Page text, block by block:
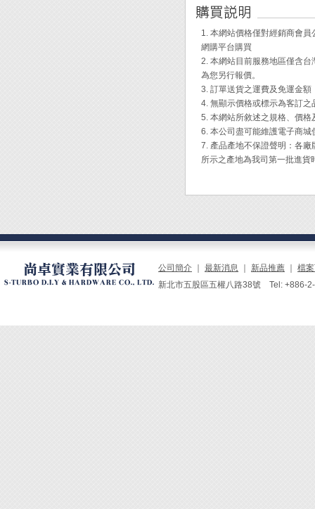
◆ 符合
◆ 符合
◆ 將控
205℃
方向
◆ 將控
如有
增加
60%
1. 本網站價格僅對經銷商會
網購平台購買
2. 本網站目前服務地區僅含
為您另行報價。
3. 訂單送貨之運費及免運金
4. 無顯示價格或標示為客訂
5. 本網站所敘述之規格、價
6. 本公司盡可能維護電子商
7. 產品產地不保證聲明：各
所示之產地為我司第一批進
公司簡介 最新消息 新品推薦
檔
新北市五股區五權八路38號 Tel: